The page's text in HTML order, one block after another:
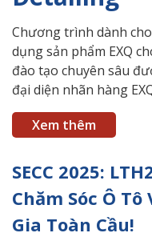
Chương trình dành
dụng sản phẩm EXQ
đào tạo chuyên sâu
đại diện nhãn hàng
Xem thêm
SECC 2025:
Chăm Sóc Ô
Gia Toàn Cầu!